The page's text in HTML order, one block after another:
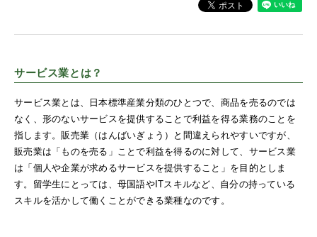
サービス業とは？
サービス業とは、日本標準産業分類のひとつで、商品を売るのでは
なく、形のないサービスを提供することで利益を得る業務のことを
指します。販売業（はんばいぎょう）と間違えられやすいですが、
販売業は「ものを売る」ことで利益を得るのに対して、サービス業
は「個人や企業が求めるサービスを提供すること」を目的としま
す。留学生にとっては、母国語やITスキルなど、自分の持っている
スキルを活かして働くことができる業種なのです。